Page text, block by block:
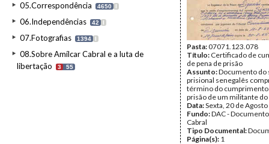
05.Correspondência 4650 I
06.Independências 42 I
07.Fotografias 1394 I
08.Sobre Amílcar Cabral e a luta de
libertação
3 55
Pasta:07071.123.078
Título: Certificado de
de pena de prisão
Assunto:Documento do
prisional senegalês
término do cumprimento
prisão de um militante do
Data:Sexta, 20 de
Fundo:DAC -
Cabral
Tipo Documental:
Página(s): 1